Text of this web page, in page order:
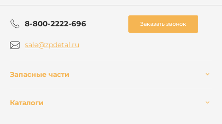
8-800-2222-696 Заказать звонок
sale@zpdetal.ru
Запасные части
Каталоги